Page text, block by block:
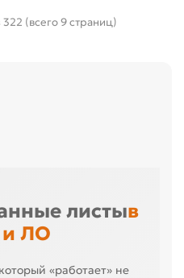
(всего 9 страниц)
листыв
ЛО
«работает» не